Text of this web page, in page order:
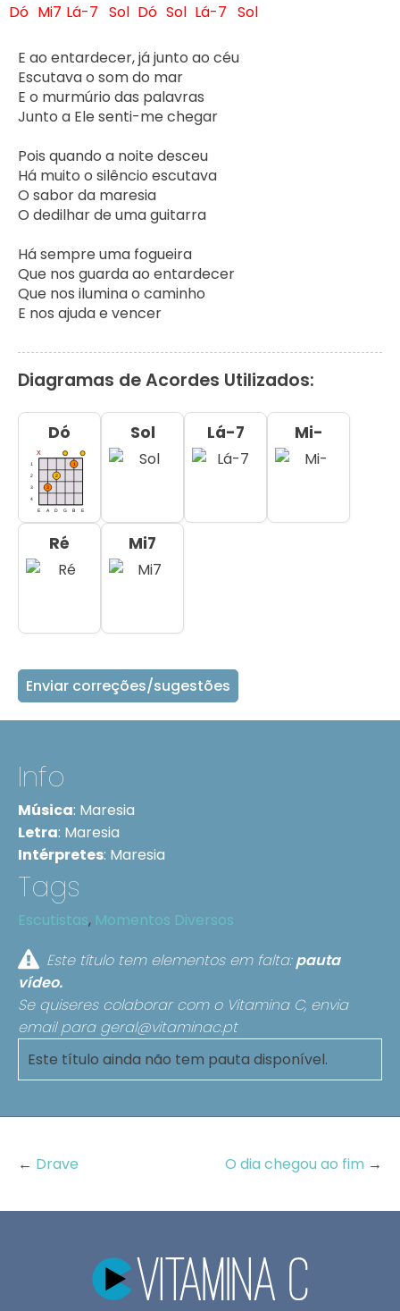
Dó Mi7 Lá-7 Sol Dó Sol Lá-7 Sol
E ao entardecer, já junto ao céu
Escutava o som do mar
E o murmúrio das palavras
Junto a Ele senti-me chegar
Pois quando a noite desceu
Há muito o silêncio escutava
O sabor da maresia
O dedilhar de uma guitarra
Há sempre uma fogueira
Que nos guarda ao entardecer
Que nos ilumina o caminho
E nos ajuda e vencer
Diagramas de Acordes Utilizados:
Dó Sol Lá-7 Mi-
Ré Mi7
Enviar correções/sugestões
Info
Música: Maresia
Letra: Maresia
Intérpretes: Maresia
Tags
Escutistas, Momentos Diversos
Este título tem elementos em falta:pauta
vídeo.
Se quiseres colaborar com o Vitamina C, envia
email para geral@vitaminac.pt
Este título ainda não tem pauta disponível.
← Drave O dia chegou ao fim →